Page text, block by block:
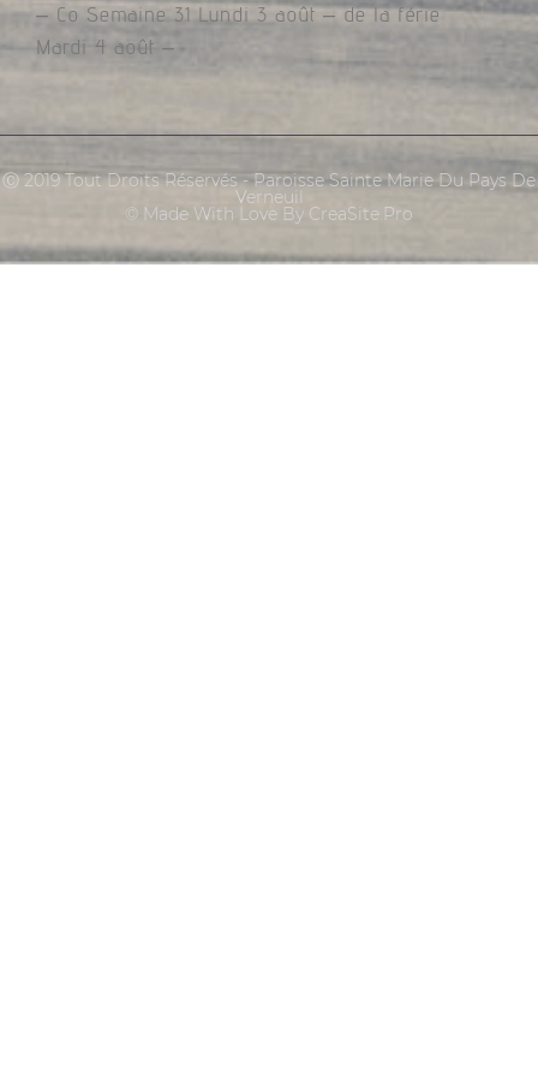
– Co Semaine 31 Lundi 3 août – de la férie
Mardi 4 août –
Ⓒ 2019 Tout Droits Réservés - Paroisse Sainte Marie Du Pays De
Verneuil
© Made With Love By CreaSite.Pro